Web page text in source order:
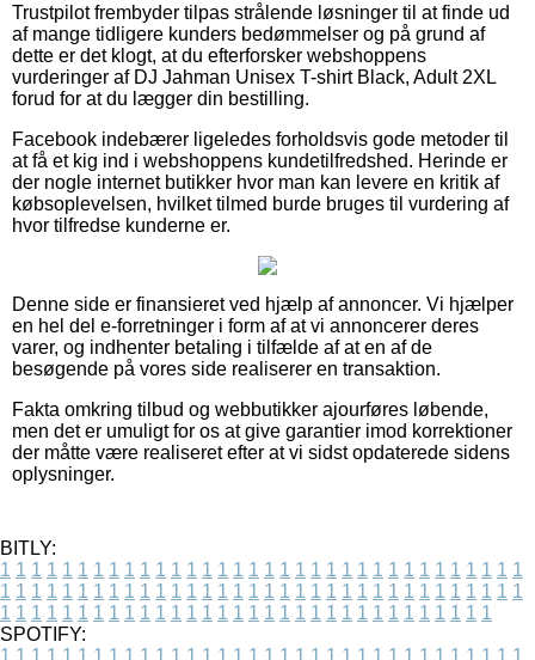
Trustpilot frembyder tilpas strålende løsninger til at finde ud
af mange tidligere kunders bedømmelser og på grund af
dette er det klogt, at du efterforsker webshoppens
vurderinger af DJ Jahman Unisex T-shirt Black, Adult 2XL
forud for at du lægger din bestilling.
Facebook indebærer ligeledes forholdsvis gode metoder til
at få et kig ind i webshoppens kundetilfredshed. Herinde er
der nogle internet butikker hvor man kan levere en kritik af
købsoplevelsen, hvilket tilmed burde bruges til vurdering af
hvor tilfredse kunderne er.
Denne side er finansieret ved hjælp af annoncer. Vi hjælper
en hel del e-forretninger i form af at vi annoncerer deres
varer, og indhenter betaling i tilfælde af at en af de
besøgende på vores side realiserer en transaktion.
Fakta omkring tilbud og webbutikker ajourføres løbende,
men det er umuligt for os at give garantier imod korrektioner
der måtte være realiseret efter at vi sidst opdaterede sidens
oplysninger.
BITLY:
1 1 1 1 1 1 1 1 1 1 1 1 1 1 1 1 1 1 1 1 1 1 1 1 1 1 1 1 1 1 1 1 1 1
1 1 1 1 1 1 1 1 1 1 1 1 1 1 1 1 1 1 1 1 1 1 1 1 1 1 1 1 1 1 1 1 1 1
1 1 1 1 1 1 1 1 1 1 1 1 1 1 1 1 1 1 1 1 1 1 1 1 1 1 1 1 1 1 1 1
SPOTIFY:
1 1 1 1 1 1 1 1 1 1 1 1 1 1 1 1 1 1 1 1 1 1 1 1 1 1 1 1 1 1 1 1 1 1